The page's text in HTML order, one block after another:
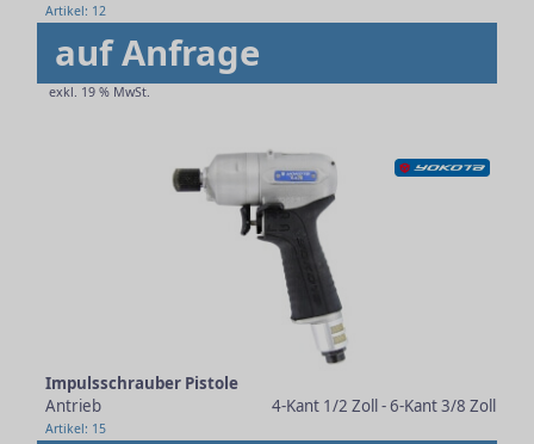
Artikel: 12
auf Anfrage
exkl. 19 % MwSt.
Impulsschrauber Pistole
Antrieb
4-Kant 1/2 Zoll - 6-Kant 3/8 Zoll
Artikel: 15